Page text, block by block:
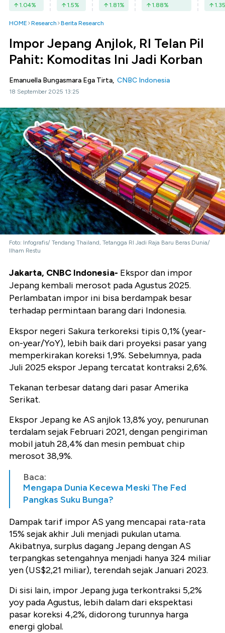
1.04% 1.5% 1.81% 1.88% 1.35
HOME Research Berita Research
Impor Jepang Anjlok, RI Telan Pil
Pahit: Komoditas Ini Jadi Korban
Emanuella Bungasmara Ega Tirta, CNBC Indonesia
18 September 2025 13:25
Foto: Infografis/ Tendang Thailand, Tetangga RI Jadi Raja Baru Beras Dunia/
Ilham Restu
Jakarta, CNBC Indonesia- Ekspor dan impor
Jepang kembali merosot pada Agustus 2025.
Perlambatan impor ini bisa berdampak besar
terhadap permintaan barang dari Indonesia.
Ekspor negeri Sakura terkoreksi tipis 0,1% (year-
on-year/YoY), lebih baik dari proyeksi pasar yang
memperkirakan koreksi 1,9%. Sebelumnya, pada
Juli 2025 ekspor Jepang tercatat kontraksi 2,6%.
Tekanan terbesar datang dari pasar Amerika
Serikat.
Ekspor Jepang ke AS anjlok13,8% yoy, penurunan
terdalam sejak Februari 2021, dengan pengiriman
mobil jatuh28,4% dan mesin pembuat chip
merosot 38,9%.
Baca:
Mengapa Dunia Kecewa Meski The Fed
Pangkas Suku Bunga?
Dampak tarif impor AS yang mencapai rata-rata
15% sejak akhir Juli menjadi pukulan utama.
Akibatnya, surplus dagang Jepang dengan AS
terpangkas setengahnya menjadi hanya 324 miliar
yen (US$2,21 miliar), terendah sejak Januari 2023.
Di sisi lain, impor Jepang juga terkontraksi 5,2%
yoypada Agustus, lebih dalam dari ekspektasi
pasar koreksi 4,2%, didorong turunnya harga
energi global.